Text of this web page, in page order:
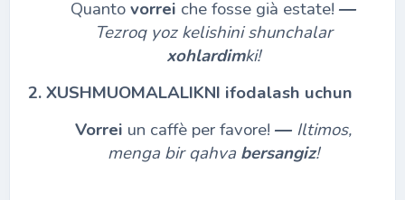
Quantovorrei che fosse già estate! ―
Tezroq yoz kelishini shunchalar
xohlardimki!
2. XUSHMUOMALALIKNI ifodalash uchun
Vorrei un caffè per favore! ― Iltimos,
menga bir qahva bersangiz!